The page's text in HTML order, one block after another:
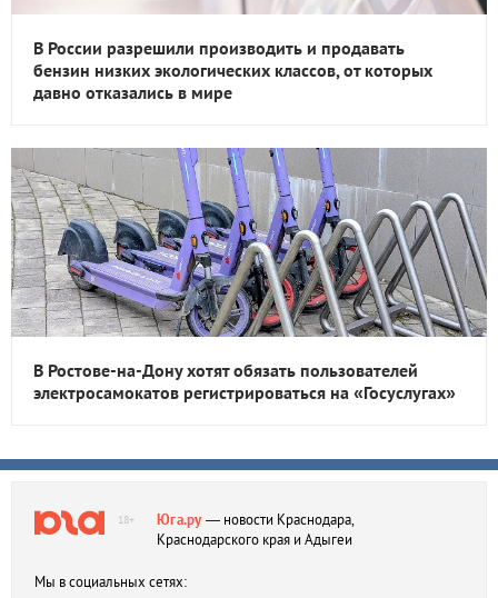
В России разрешили производить и продавать
бензин низких экологических классов, от которых
давно отказались в мире
В Ростове-на-Дону хотят обязать пользователей
электросамокатов регистрироваться на «Госуслугах»
18+ Юга.ру— новости Краснодара,
Краснодарского края и Адыгеи
Мы в социальных сетях: